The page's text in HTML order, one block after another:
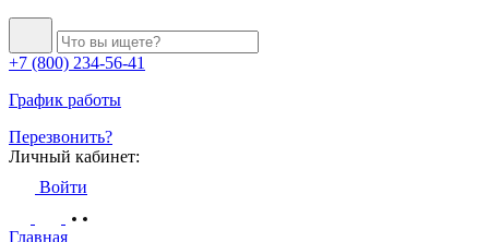
+7 (800) 234-56-41
График работы
Перезвонить?
Личный кабинет:
Войти
Главная